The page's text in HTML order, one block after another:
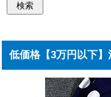
低価格【3万円以下】